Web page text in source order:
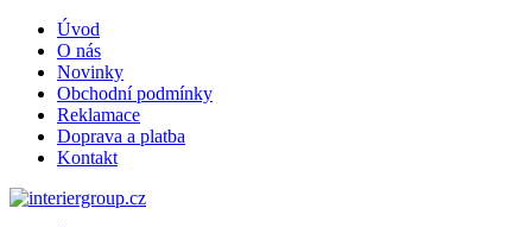
Úvod
O nás
Novinky
Obchodní podmínky
Reklamace
Doprava a platba
Kontakt